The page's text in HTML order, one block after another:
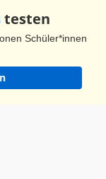
natürlich
Glocken
gegossen.
sie! Sie
sehen.
testen
Schüler*innen